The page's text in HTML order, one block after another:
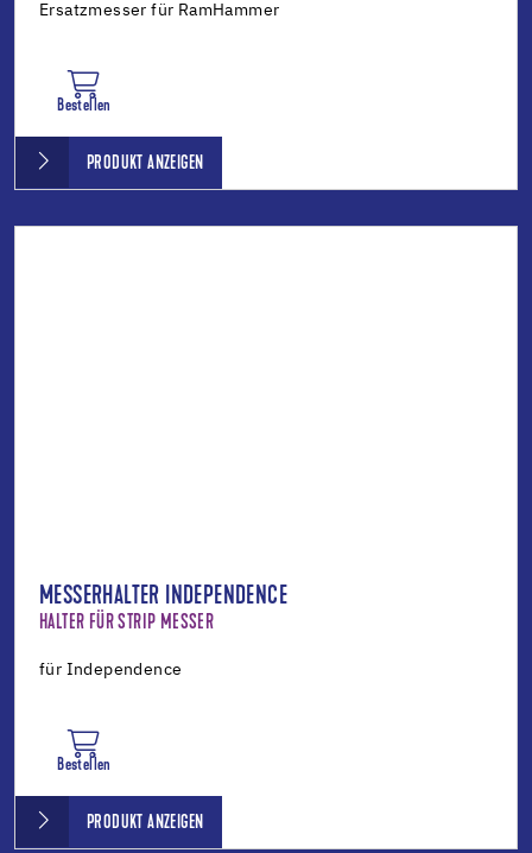
Ersatzmesser für RamHammer
Bestellen
PRODUKT ANZEIGEN
MESSERHALTER INDEPENDENCE
HALTER FÜR STRIP MESSER
für Independence
Bestellen
PRODUKT ANZEIGEN